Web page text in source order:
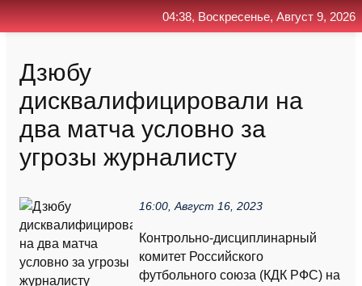
Дзюбу
дисквалифицировали на
два матча условно за
угрозы журналисту
16:00, Август 16, 2023
Контрольно-дисциплинарный
комитет Российского
футбольного союза (КДК РФС) на
04:38, Воскресенье, Август 9, 2026